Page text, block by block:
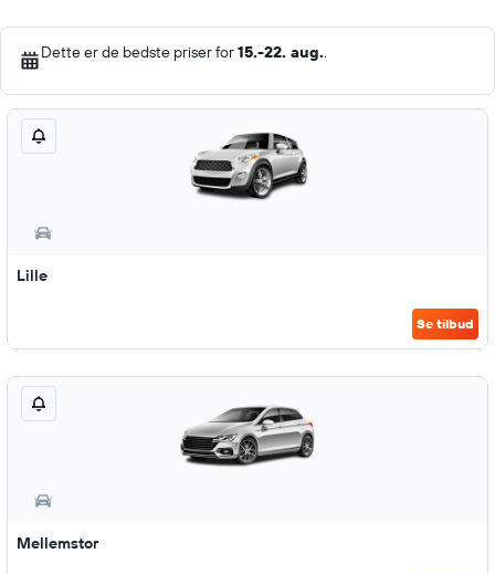
Dette er de bedste priser for15.-22. aug..
Lille
Se tilbud
Mellemstor